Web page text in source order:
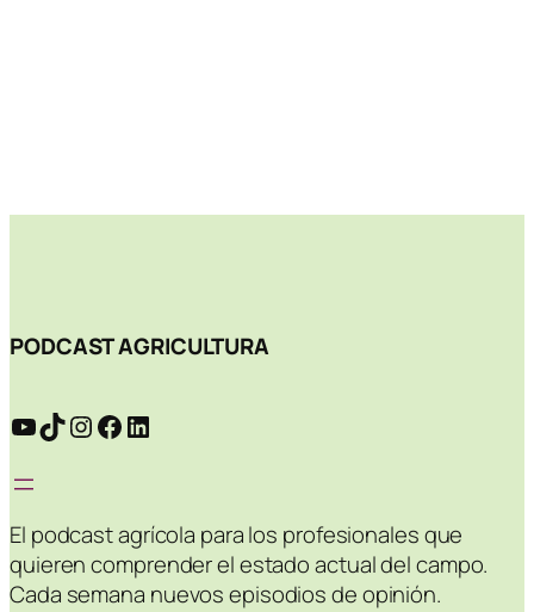
PODCAST AGRICULTURA
YouTube
TikTok
Instagram
Facebook
LinkedIn
El podcast agrícola para los profesionales que
quieren comprender el estado actual del campo.
Cada semana nuevos episodios de opinión.